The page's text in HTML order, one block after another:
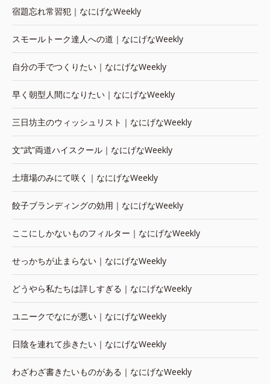
宿題忘れ常習犯｜なにげなWeekly
スモールトーク達人への道｜なにげなWeekly
自分の手でつくりたい｜なにげなWeekly
早く朝型人間になりたい｜なにげなWeekly
三日坊主のウィッシュリスト｜なにげなWeekly
文“武”両道ハイスクール｜なにげなWeekly
土壇場のみにて咲く｜なにげなWeekly
餃子ブランディングの効用｜なにげなWeekly
ここにしかないものフィルター｜なにげなWeekly
せっかちが止まらない｜なにげなWeekly
どうやら私たちは詳しすぎる｜なにげなWeekly
ユニークでなにが悪い｜なにげなWeekly
日陰を連れて歩きたい｜なにげなWeekly
わざわざ書きたいものがある｜なにげなWeekly